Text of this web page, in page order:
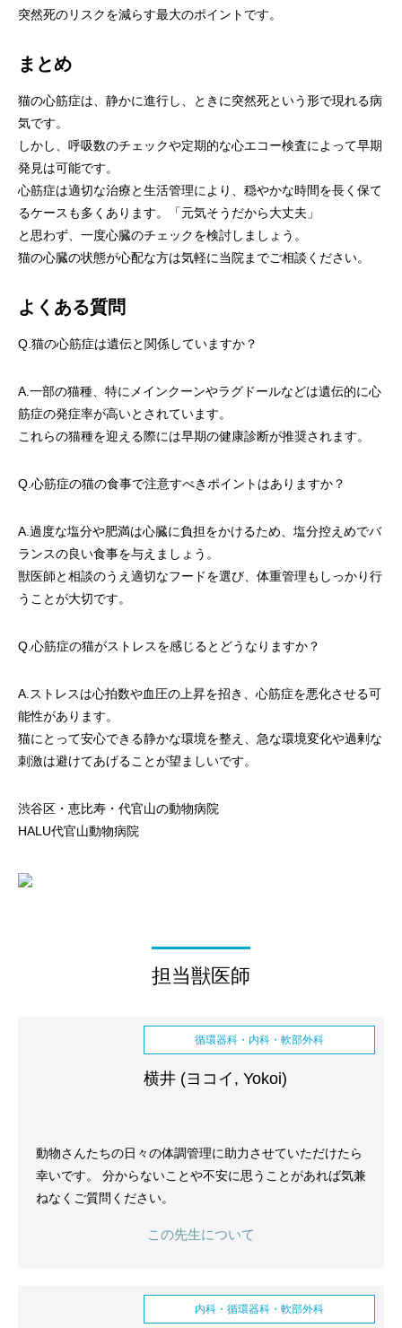
突然死のリスクを減らす最大のポイントです。
まとめ
猫の心筋症は、静かに進行し、ときに突然死という形で現れる病
気です。
しかし、呼吸数のチェックや定期的な心エコー検査によって早期
発見は可能です。
心筋症は適切な治療と生活管理により、穏やかな時間を長く保て
るケースも多くあります。「元気そうだから大丈夫」
と思わず、一度心臓のチェックを検討しましょう。
猫の心臓の状態が心配な方は気軽に当院までご相談ください。
よくある質問
Q.猫の心筋症は遺伝と関係していますか？
A.一部の猫種、特にメインクーンやラグドールなどは遺伝的に心
筋症の発症率が高いとされています。
これらの猫種を迎える際には早期の健康診断が推奨されます。
Q.心筋症の猫の食事で注意すべきポイントはありますか？
A.過度な塩分や肥満は心臓に負担をかけるため、塩分控えめでバ
ランスの良い食事を与えましょう。
獣医師と相談のうえ適切なフードを選び、体重管理もしっかり行
うことが大切です。
Q.心筋症の猫がストレスを感じるとどうなりますか？
A.ストレスは心拍数や血圧の上昇を招き、心筋症を悪化させる可
能性があります。
猫にとって安心できる静かな環境を整え、急な環境変化や過剰な
刺激は避けてあげることが望ましいです。
渋谷区・恵比寿・代官山の動物病院
HALU代官山動物病院
担当獣医師
循環器科・内科・軟部外科
横井 (ヨコイ, Yokoi)
動物さんたちの日々の体調管理に助力させていただけたら
幸いです。 分からないことや不安に思うことがあれば気兼
ねなくご質問ください。
この先生について
内科・循環器科・軟部外科